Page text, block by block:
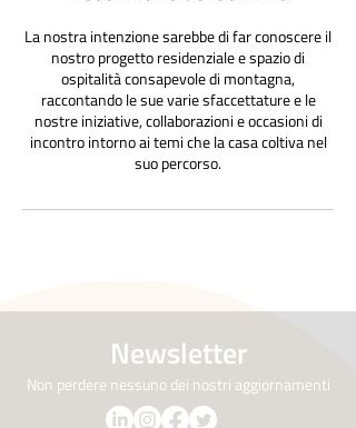
La nostra intenzione sarebbe di far conoscere il
nostro progetto residenziale e spazio di
ospitalità consapevole di montagna,
raccontando le sue varie sfaccettature e le
nostre iniziative, collaborazioni e occasioni di
incontro intorno ai temi che la casa coltiva nel
suo percorso.
Newsletter
Non perdere nessuno dei nostri aggiornamenti